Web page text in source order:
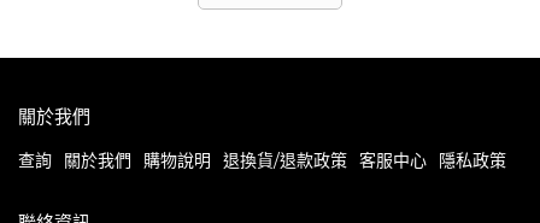
關於我們
查詢 關於我們 購物說明 退換貨/退款政策 客服中心 隱私政策